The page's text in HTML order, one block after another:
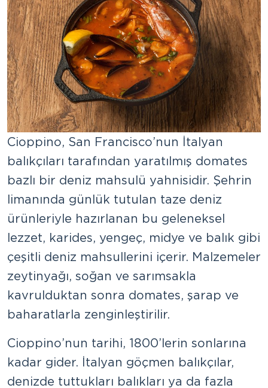
Cioppino, San Francisco’nun İtalyan
balıkçıları tarafından yaratılmış domates
bazlı bir deniz mahsulü yahnisidir. Şehrin
limanında günlük tutulan taze deniz
ürünleriyle hazırlanan bu geleneksel
lezzet, karides, yengeç, midye ve balık gibi
çeşitli deniz mahsullerini içerir. Malzemeler
zeytinyağı, soğan ve sarımsakla
kavrulduktan sonra domates, şarap ve
baharatlarla zenginleştirilir.
Cioppino’nun tarihi, 1800’lerin sonlarına
kadar gider. İtalyan göçmen balıkçılar,
denizde tuttukları balıkları ya da fazla